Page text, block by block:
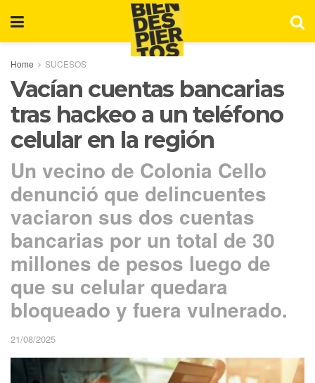
Home SUCESOS
Vacían cuentas bancarias
tras hackeo a un teléfono
celular en la región
Un vecino de Colonia Cello
denunció que delincuentes
vaciaron sus dos cuentas
bancarias por un total de 30
millones de pesos luego de
que su celular quedara
bloqueado y fuera vulnerado.
21/08/2025